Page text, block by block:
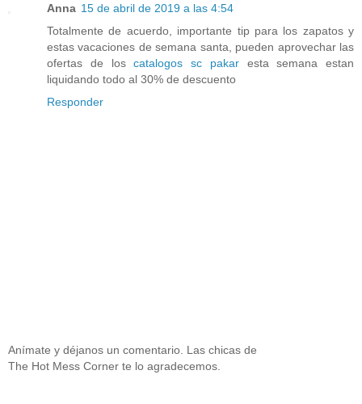
Anna 15 de abril de 2019 a las 4:54
Totalmente de acuerdo, importante tip para los zapatos y
estas vacaciones de semana santa, pueden aprovechar las
ofertas de loscatalogos sc pakaresta semana estan
liquidando todo al 30% de descuento
Responder
Anímate y déjanos un comentario. Las chicas de
The Hot Mess Corner te lo agradecemos.